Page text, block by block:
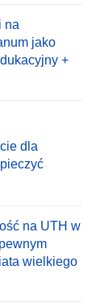
na
jako
+
dla
na UTH w
wielkiego